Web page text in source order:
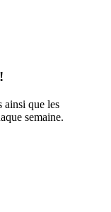
ainsi que les
semaine.